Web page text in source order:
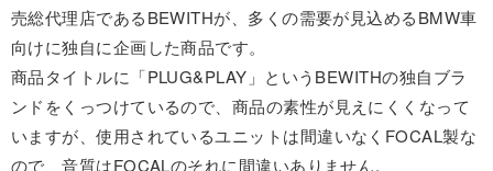
売総代理店であるBEWITHが、多くの需要が見込めるBMW車
向けに独自に企画した商品です。
商品タイトルに「PLUG&PLAY」というBEWITHの独自ブラ
ンドをくっつけているので、商品の素性が見えにくくなって
いますが、使用されているユニットは間違いなくFOCAL製な
ので、音質はFOCALのそれに間違いありません。